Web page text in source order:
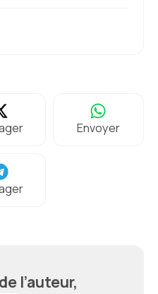
Envoyer
l’auteur,